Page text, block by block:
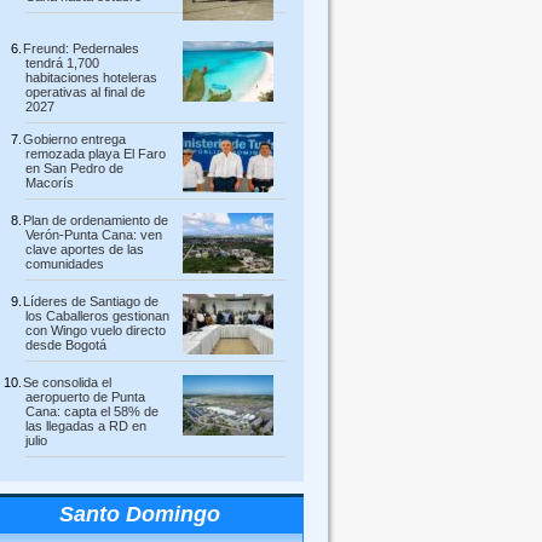
Freund: Pedernales
tendrá 1,700
habitaciones hoteleras
operativas al final de
2027
Gobierno entrega
remozada playa El Faro
en San Pedro de
Macorís
Plan de ordenamiento de
Verón-Punta Cana: ven
clave aportes de las
comunidades
Líderes de Santiago de
los Caballeros gestionan
con Wingo vuelo directo
desde Bogotá
Se consolida el
aeropuerto de Punta
Cana: capta el 58% de
las llegadas a RD en
julio
Santo Domingo